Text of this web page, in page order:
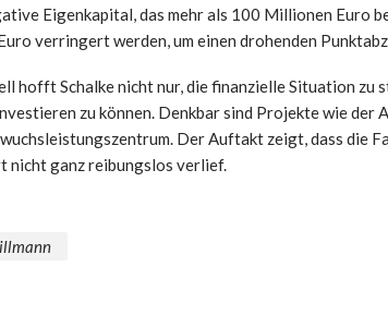
Eigenkapital, das mehr als 100 Millionen Euro
verringert werden, um einen drohenden
hofft Schalke nicht nur, die finanzielle Situation
zu können. Denkbar sind Projekte wie der
Der Auftakt zeigt, dass die
nicht ganz reibungslos verlief.